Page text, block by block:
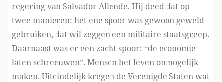
regering van Salvador Allende. Hij deed dat op
twee manieren: het ene spoor was gewoon geweld
gebruiken, dat wil zeggen een militaire staatsgreep.
Daarnaast was er een zacht spoor: “de economie
laten schreeuwen”. Mensen het leven onmogelijk
maken. Uiteindelijk kregen de Verenigde Staten wat